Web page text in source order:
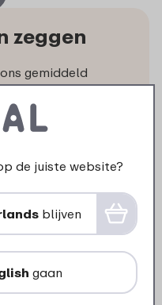
zeggen
gemiddeld
de juiste website?
blijven
gaan